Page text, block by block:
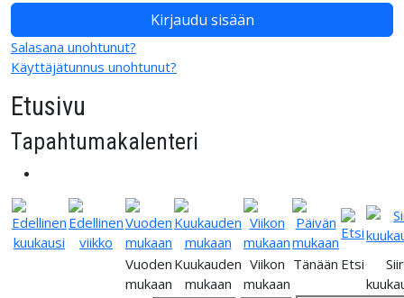
Kirjaudu sisään
Salasana unohtunut?
Käyttäjätunnus unohtunut?
Etusivu
Tapahtumakalenteri
Vuoden
mukaan
Kuukauden
mukaan
Viikon
mukaan
Tänään Etsi